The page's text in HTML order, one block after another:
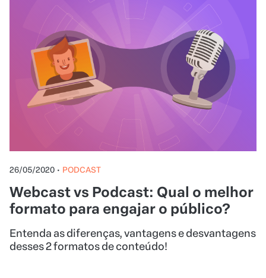
26/05/2020 • PODCAST
Webcast vs Podcast: Qual o melhor
formato para engajar o público?
Entenda as diferenças, vantagens e desvantagens
desses 2 formatos de conteúdo!